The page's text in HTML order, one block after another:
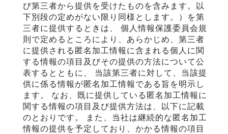
び第三者から提供を受けたものを含みます。以
下別段の定めがない限り同様とします。）を第
三者に提供するときは、 個人情報保護委員会規
則で定めるところにより、あらかじめ、第三者
に提供される匿名加工情報に含まれる個人に関
する情報の項目及びその提供の方法について公
表するとともに、 当該第三者に対して、当該提
供に係る情報が匿名加工情報である旨を明示し
ます。 なお、既に提供している匿名加工情報に
関する情報の項目及び提供方法は、以下に記載
のとおりです。 また、当社は継続的な匿名加工
情報の提供を予定しており、かかる情報の項目